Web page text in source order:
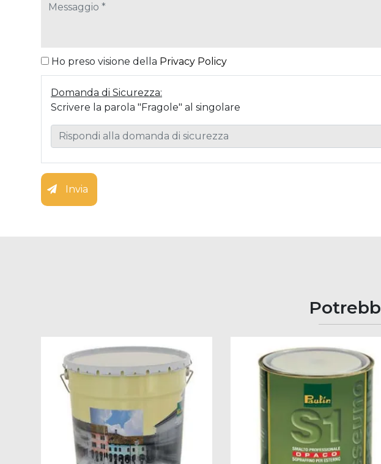
Ho preso visione della Privacy Policy
Domanda di Sicurezza:
Scrivere la parola "Fragole" al singolare
Invia